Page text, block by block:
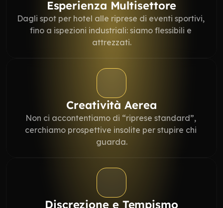
Esperienza Multisettore
Dagli spot per hotel alle riprese di eventi sportivi,
fino a ispezioni industriali: siamo flessibili e
attrezzati.
Creatività Aerea
Non ci accontentiamo di “riprese standard”,
cerchiamo prospettive insolite per stupire chi
guarda.
Discrezione e Tempismo